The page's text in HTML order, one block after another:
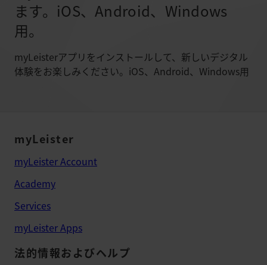
ます。iOS、Android、Windows
用。
myLeisterアプリをインストールして、新しいデジタル
体験をお楽しみください。iOS、Android、Windows用
myLeister
myLeister Account
Academy
Services
myLeister Apps
法的情報およびヘルプ